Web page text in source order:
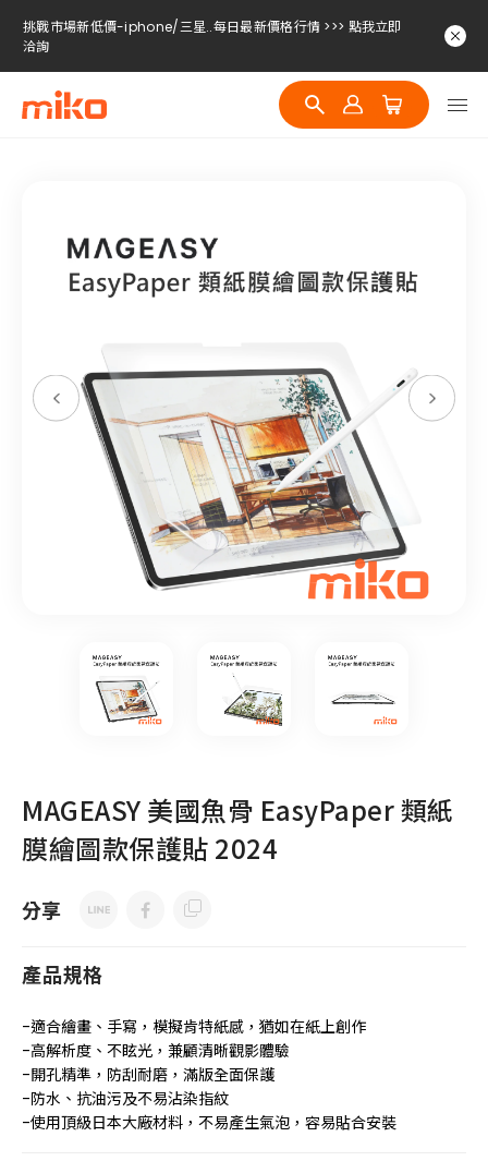
挑戰市場新低價-iphone/三星..每日最新價格行情 >>> 點我立即
洽詢
挑戰市場新低價-iphone/三星..每日最新價格行情 >>> 點我立即
洽詢
挑戰市場新低價-iphone/三星..每日最新價格行情 >>> 點我立即
MAGEASY 美國魚骨 EasyPaper 類紙
膜繪圖款保護貼 2024
分享
產品規格
-適合繪畫、手寫，模擬肯特紙感，猶如在紙上創作
-高解析度、不眩光，兼顧清晰觀影體驗
-開孔精準，防刮耐磨，滿版全面保護
-防水、抗油污及不易沾染指紋
-使用頂級日本大廠材料，不易產生氣泡，容易貼合安裝